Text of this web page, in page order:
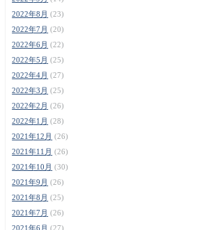
2022年8月 (23)
2022年7月 (20)
2022年6月 (22)
2022年5月 (25)
2022年4月 (27)
2022年3月 (25)
2022年2月 (26)
2022年1月 (28)
2021年12月 (26)
2021年11月 (26)
2021年10月 (30)
2021年9月 (26)
2021年8月 (25)
2021年7月 (26)
2021年6月 (27)